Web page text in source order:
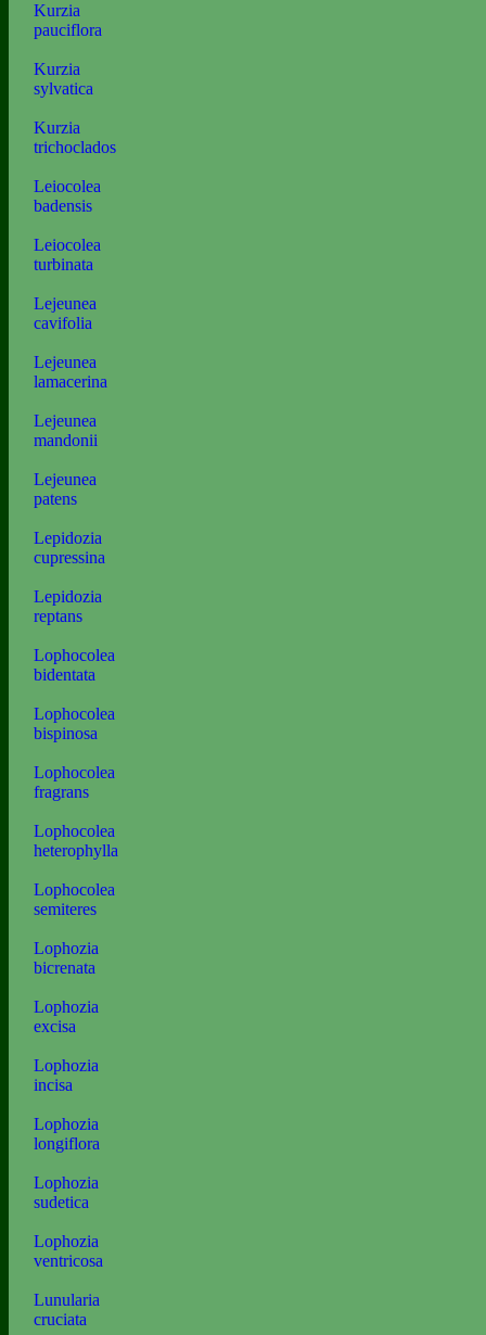
Kurzia
pauciflora
Kurzia
sylvatica
Kurzia
trichoclados
Leiocolea
badensis
Leiocolea
turbinata
Lejeunea
cavifolia
Lejeunea
lamacerina
Lejeunea
mandonii
Lejeunea
patens
Lepidozia
cupressina
Lepidozia
reptans
Lophocolea
bidentata
Lophocolea
bispinosa
Lophocolea
fragrans
Lophocolea
heterophylla
Lophocolea
semiteres
Lophozia
bicrenata
Lophozia
excisa
Lophozia
incisa
Lophozia
longiflora
Lophozia
sudetica
Lophozia
ventricosa
Lunularia
cruciata